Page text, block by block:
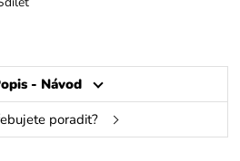
- Návod
poradit?